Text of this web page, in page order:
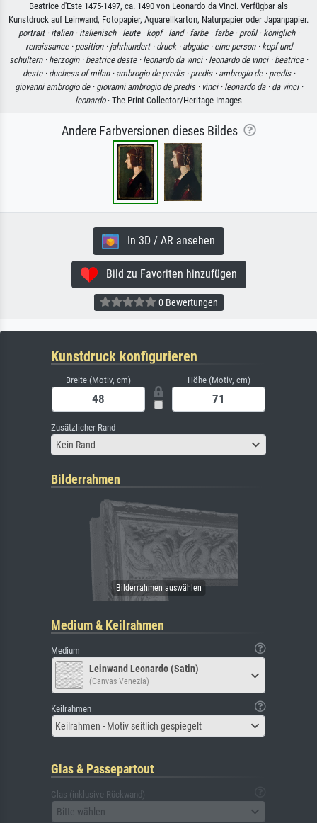
Beatrice d'Este 1475-1497, ca. 1490 von Leonardo da Vinci. Verfügbar als
Kunstdruck auf Leinwand, Fotopapier, Aquarellkarton, Naturpapier oder Japanpapier.
portrait · italien · italienisch · leute · kopf · land · farbe · farbe · profil · königlich ·
renaissance · position · jahrhundert · druck · abgabe · eine person · kopf und
schultern · herzogin · beatrice deste · leonardo da vinci · leonardo de vinci · beatrice ·
deste · duchess of milan · ambrogio de predis · predis · ambrogio de · predis ·
giovanni ambrogio de · giovanni ambrogio de predis · vinci · leonardo da · da vinci ·
leonardo· The Print Collector/Heritage Images
Andere Farbversionen dieses Bildes
In 3D / AR ansehen
Bild zu Favoriten hinzufügen
0 Bewertungen
Kunstdruck konfigurieren
Breite (Motiv, cm) Höhe (Motiv, cm)
Zusätzlicher Rand
Kein Rand
Bilderrahmen
Medium & Keilrahmen
Medium
Leinwand Leonardo (Satin)
(Canvas Venezia)
Keilrahmen
Keilrahmen - Motiv seitlich gespiegelt
Glas & Passepartout
Glas (inklusive Rückwand)
Bitte wählen